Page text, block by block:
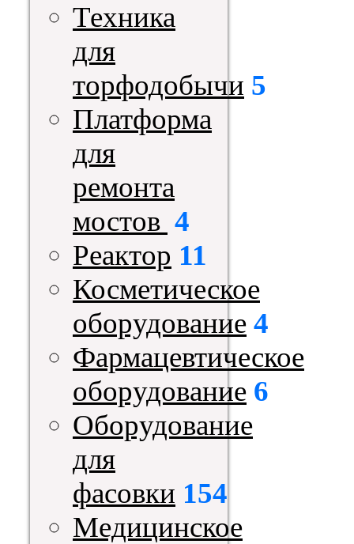
Техника
для
торфодобычи 5
Платформа
для
ремонта
мостов 4
Реактор 11
Косметическое
оборудование 4
Фармацевтическое
оборудование 6
Оборудование
для
фасовки 154
Медицинское